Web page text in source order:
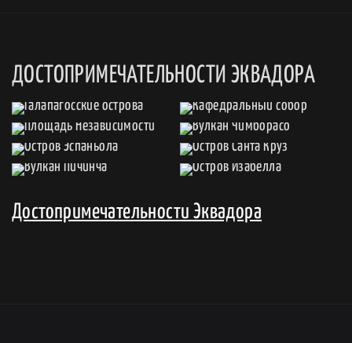
ДОСТОПРИМЕЧАТЕЛЬНОСТИ ЭКВАДОРА
Достопримечательности Эквадора